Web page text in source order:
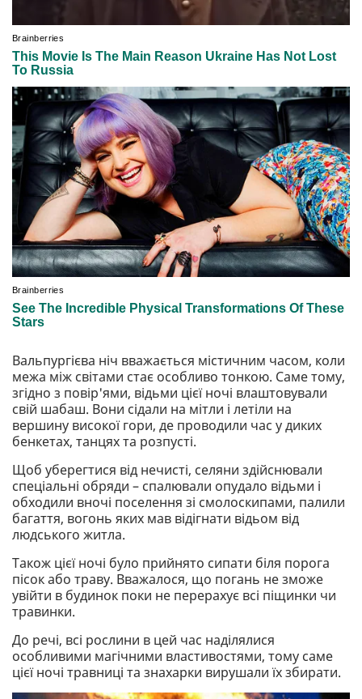
Вальпургієва ніч вважається містичним часом, коли
межа між світами стає особливо тонкою. Саме тому,
згідно з повір'ями, відьми цієї ночі влаштовували
свій шабаш. Вони сідали на мітли і летіли на
вершину високої гори, де проводили час у диких
бенкетах, танцях та розпусті.
Щоб уберегтися від нечисті, селяни здійснювали
спеціальні обряди – спалювали опудало відьми і
обходили вночі поселення зі смолоскипами, палили
багаття, вогонь яких мав відігнати відьом від
людського житла.
Також цієї ночі було прийнято сипати біля порога
пісок або траву. Вважалося, що погань не зможе
увійти в будинок поки не перерахує всі піщинки чи
травинки.
До речі, всі рослини в цей час наділялися
особливими магічними властивостями, тому саме
цієї ночі травниці та знахарки вирушали їх збирати.